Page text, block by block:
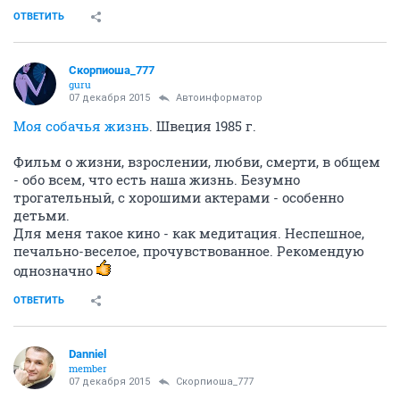
ОТВЕТИТЬ
Скорпиоша_777
guru
07 декабря 2015 Автоинформатор
Моя собачья жизнь. Швеция 1985 г.
Фильм о жизни, взрослении, любви, смерти, в общем
- обо всем, что есть наша жизнь. Безумно
трогательный, с хорошими актерами - особенно
детьми.
Для меня такое кино - как медитация. Неспешное,
печально-веселое, прочувствованное. Рекомендую
однозначно
ОТВЕТИТЬ
Danniel
member
07 декабря 2015 Скорпиоша_777